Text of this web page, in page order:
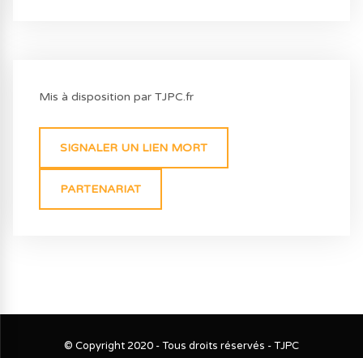
Mis à disposition par TJPC.fr
SIGNALER UN LIEN MORT
PARTENARIAT
© Copyright 2020 - Tous droits réservés - TJPC